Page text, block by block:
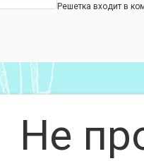
Решетка входит в
Не